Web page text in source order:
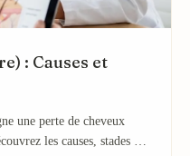
: Causes et
une perte de cheveux
les causes, stades et